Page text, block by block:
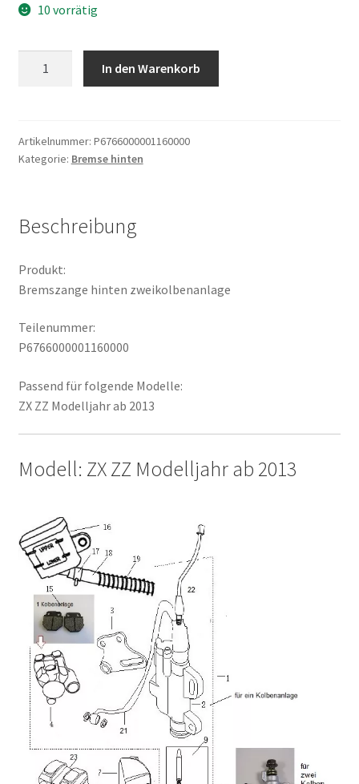
10 vorrätig
In den Warenkorb
Artikelnummer: P6766000001160000
Kategorie: Bremse hinten
Beschreibung
Produkt:
Bremszange hinten zweikolbenanlage
Teilenummer:
P6766000001160000
Passend für folgende Modelle:
ZX ZZ Modelljahr ab 2013
Modell: ZX ZZ Modelljahr ab 2013